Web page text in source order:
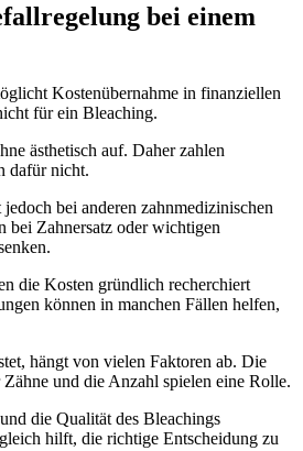
bei einem
Kostenübernahme in finanziellen
für ein Bleaching.
ästhetisch auf. Daher zahlen
dafür nicht.
bei anderen zahnmedizinischen
bei Zahnersatz oder wichtigen
die Kosten gründlich recherchiert
können in manchen Fällen helfen,
hängt von vielen Faktoren ab. Die
und die Anzahl spielen eine Rolle.
die Qualität des Bleachings
hilft, die richtige Entscheidung zu